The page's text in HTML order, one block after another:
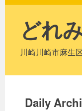
どれ
川崎川崎市麻生
Daily